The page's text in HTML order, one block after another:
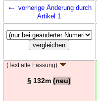
← vorherige Änderung durch
Artikel 1
(Text alte Fassung)
§ 132m (neu)